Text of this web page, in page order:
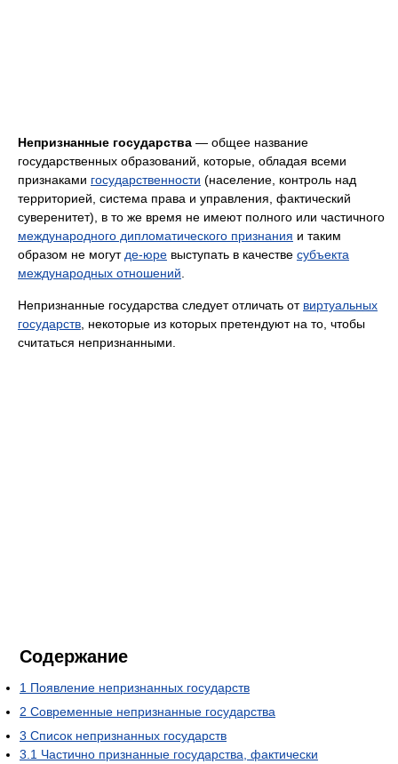
Непризнанные государства — общее название
государственных образований, которые, обладая всеми
признаками государственности (население, контроль над
территорией, система права и управления, фактический
суверенитет), в то же время не имеют полного или частичного
международного дипломатического признания и таким
образом не могут де-юре выступать в качестве субъекта
международных отношений
Непризнанные государства следует отличать от виртуальных
государств , некоторые из которых претендуют на то, чтобы
считаться непризнанными.
Содержание
1 Появление непризнанных государств
2 Современные непризнанные государства
3 Список непризнанных государств
3.1 Частично признанные государства, фактически